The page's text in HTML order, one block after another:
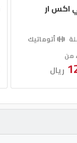
اكس ار
أتوماتيك
من
ريال